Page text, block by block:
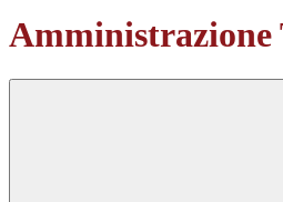
Amministrazione